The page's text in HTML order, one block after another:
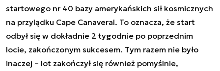
startowego nr 40 bazy amerykańskich sił kosmicznych
na przylądku Cape Canaveral. To oznacza, że start
odbył się w dokładnie 2 tygodnie po poprzednim
locie, zakończonym sukcesem. Tym razem nie było
inaczej – lot zakończył się również pomyślnie,